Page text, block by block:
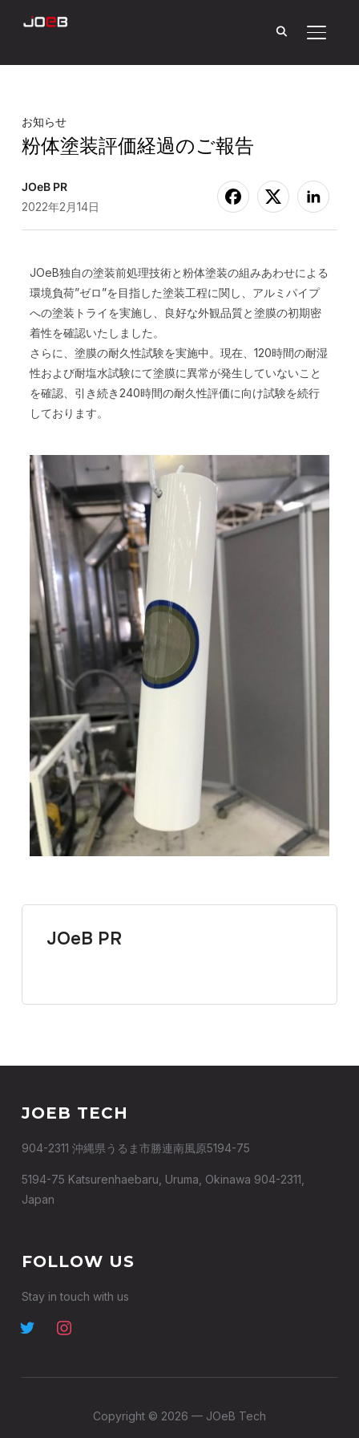
サイド
お知らせ
粉体塗装評価経過のご報告
JOeB PR
2022年2月14日
JOeB独自の塗装前処理技術と粉体塗装の組みあわせによる
環境負荷”ゼロ”を目指した塗装工程に関し、アルミパイプ
への塗装トライを実施し、良好な外観品質と塗膜の初期密
着性を確認いたしました。
さらに、塗膜の耐久性試験を実施中。現在、120時間の耐湿
性および耐塩水試験にて塗膜に異常が発生していないこと
を確認、引き続き240時間の耐久性評価に向け試験を続行
しております。
JOeB PR
JOEB TECH
904-2311 沖縄県うるま市勝連南風原5194-75
5194-75 Katsurenhaebaru, Uruma, Okinawa 904-2311,
Japan
FOLLOW US
Stay in touch with us
Copyright © 2026 — JOeB Tech